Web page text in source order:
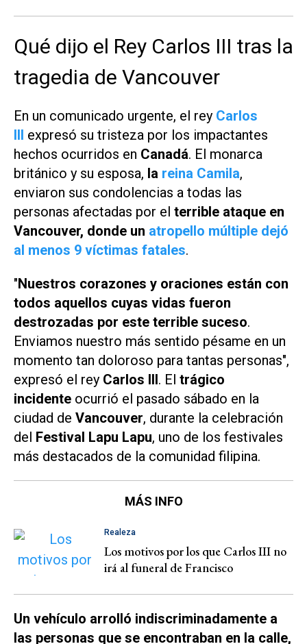
Qué dijo el Rey Carlos III tras la
tragedia de Vancouver
En un comunicado urgente, el rey Carlos
III expresó su tristeza por los impactantes
hechos ocurridos en Canadá. El monarca
británico y su esposa, la reina Camila,
enviaron sus condolencias a todas las
personas afectadas por el terrible ataque en
Vancouver, donde un atropello múltiple dejó
al menos 9 víctimas fatales.
"Nuestros corazones y oraciones están con
todos aquellos cuyas vidas fueron
destrozadas por este terrible suceso.
Enviamos nuestro más sentido pésame en un
momento tan doloroso para tantas personas",
expresó el rey Carlos III. El trágico
incidente ocurrió el pasado sábado en la
ciudad de Vancouver, durante la celebración
del Festival Lapu Lapu, uno de los festivales
más destacados de la comunidad filipina.
MÁS INFO
Realeza
Los motivos por los que Carlos III no
irá al funeral de Francisco
Un vehículo arrolló indiscriminadamente a
las personas que se encontraban en la calle,